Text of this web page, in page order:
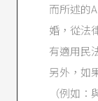
而所述的
婚，從法
有適用民
另外，如
（例如